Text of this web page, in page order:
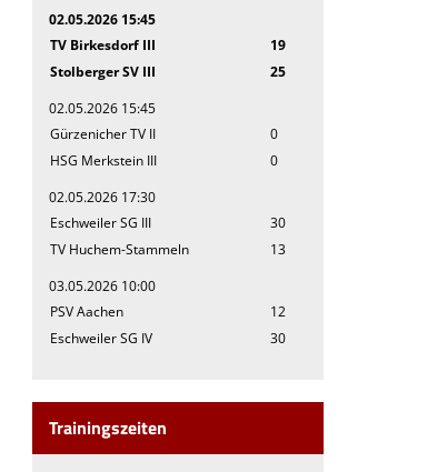
02.05.2026 15:45
TV Birkesdorf III
19
Stolberger SV III
25
02.05.2026 15:45
Gürzenicher TV II
0
HSG Merkstein III
0
02.05.2026 17:30
Eschweiler SG III
30
TV Huchem-Stammeln
13
03.05.2026 10:00
PSV Aachen
12
Eschweiler SG IV
30
Trainingszeiten